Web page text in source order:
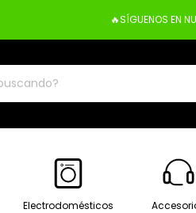
🔥SÍGUENOS EN
Electrodomésticos